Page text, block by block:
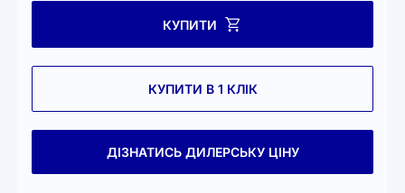
КУПИТИ
КУПИТИ В 1 КЛІК
ДІЗНАТИСЬ ДИЛЕРСЬКУ ЦІНУ